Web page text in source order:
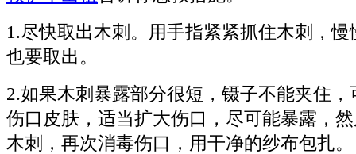
1.尽快取出木刺。用手指紧紧抓住木刺，
也要取出。
2.如果木刺暴露部分很短，镊子不能夹住
伤口皮肤，适当扩大伤口，尽可能暴露，
木刺，再次消毒伤口，用干净的纱布包扎。